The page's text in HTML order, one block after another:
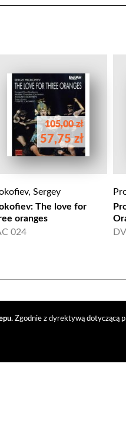
Zgodnie z dyrektywą dotyczącą
105,00 zł
57,75 zł
Sergey
The love for
oranges
024